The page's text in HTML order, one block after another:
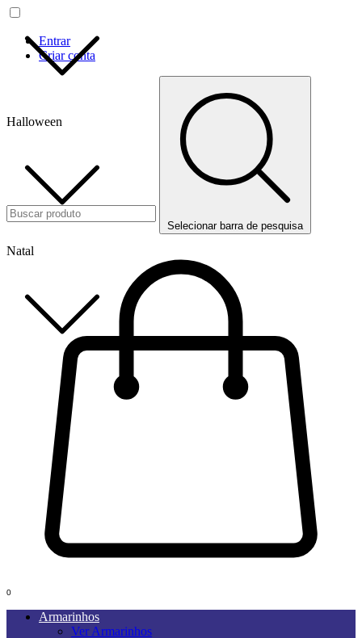
Halloween
Natal
Entrar
Criar conta
Selecionar barra de pesquisa
0
Armarinhos
Ver Armarinhos